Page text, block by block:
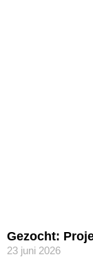
Gezocht:
23 juni 2026